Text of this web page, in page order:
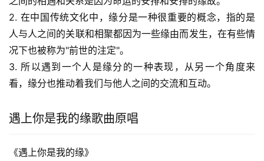
2. 在中国传统文化中，缘分是一种很重要的概念，指的是
人与人之间的关联和相聚都因为一些缘由而发生，在有些情
况下也被称为"前世的注定"。
3. 所以遇到一个人是缘分的一种表现，从另一个角度来
看，缘分也推动着我们与他人之间的交流和互动。
遇上你是我的缘歌曲原唱
《遇上你是我的缘》